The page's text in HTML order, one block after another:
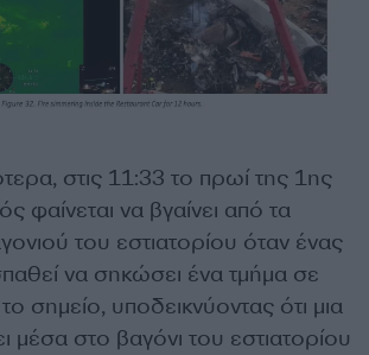
στις 11:33 το πρωί της 1ης
φαίνεται να βγαίνει από τα
του εστιατορίου όταν ένας
να σηκώσει ένα τμήμα σε
σημείο, υποδεικνύοντας ότι μια
μέσα στο βαγόνι του εστιατορίου